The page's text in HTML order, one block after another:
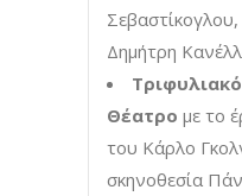
Δημήτρη
Θέατρο με το
του Κάρλο
σκηνοθεσία